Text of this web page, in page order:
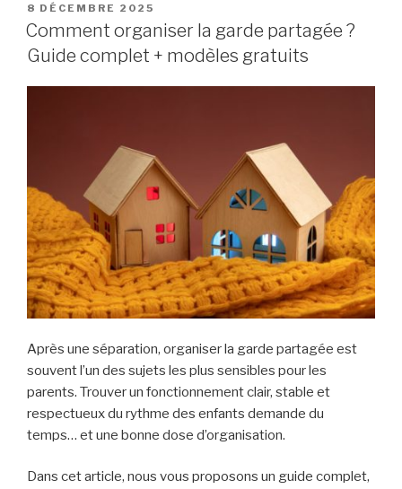
PUBLIÉ
LE
8 DÉCEMBRE 2025
Comment organiser la garde partagée ?
Guide complet + modèles gratuits
Après une séparation, organiser la garde partagée est
souvent l’un des sujets les plus sensibles pour les
parents. Trouver un fonctionnement clair, stable et
respectueux du rythme des enfants demande du
temps… et une bonne dose d’organisation.
Dans cet article, nous vous proposons un guide complet,